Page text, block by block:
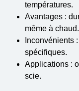
températures.
Avantages :
même à chaud.
Inconvénients
spécifiques.
Applications :
scie.